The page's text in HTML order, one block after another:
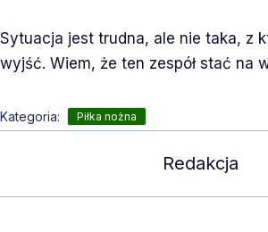
Sytuacja jest trudna, ale nie taka, z
wyjść. Wiem, że ten zespół stać na
Kategoria: Piłka nożna
Redakcja